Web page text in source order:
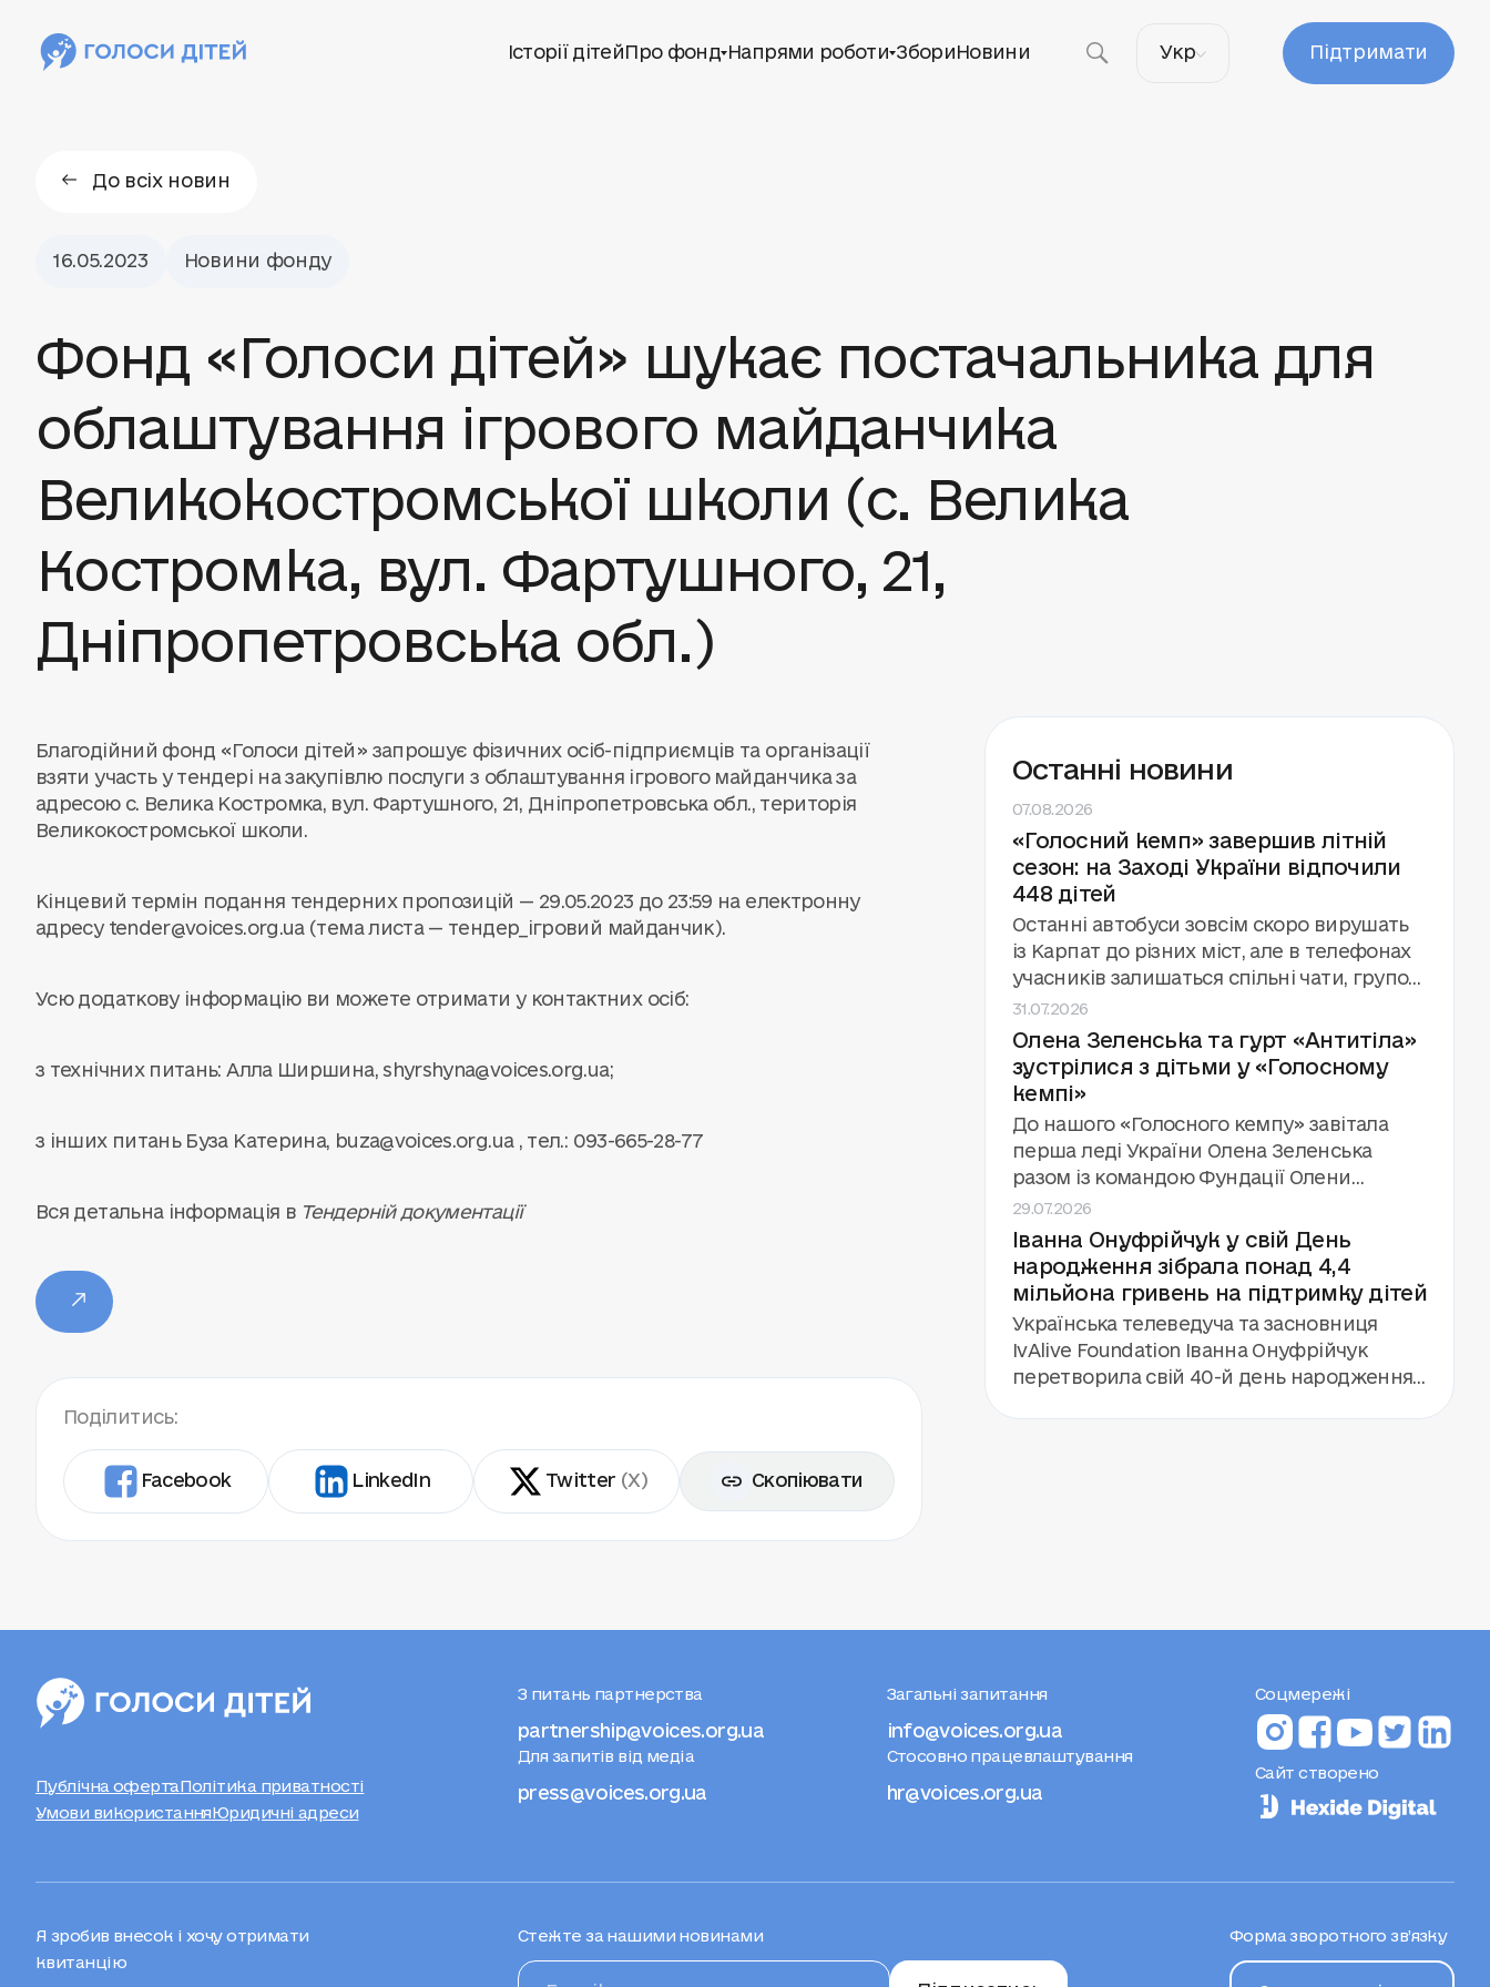
Історії дітейПро фонд Напрями роботи ЗбориНовини Укр Підтримати
До всіх новин
16.05.2023 Новини фонду
Фонд «Голоси дітей» шукає постачальника для
облаштування ігрового майданчика
Великокостромської школи (с. Велика
Костромка, вул. Фартушного, 21,
Дніпропетровська обл.)
Благодійний фонд «Голоси дітей» запрошує фізичних осіб-підприємців та організації
взяти участь у тендері на закупівлю послуги з облаштування ігрового майданчика за
адресою с. Велика Костромка, вул. Фартушного, 21, Дніпропетровська обл., територія
Великокостромської школи.
Кінцевий термін подання тендерних пропозицій — 29.05.2023 до 23:59 на електронну
адресу tender@voices.org.ua(тема листа — тендер_ігровий майданчик).
Усю додаткову інформацію ви можете отримати у контактних осіб:
з технічних питань: Алла Ширшина,shyrshyna@voices.org.ua;
з інших питань Буза Катерина, buza@voices.org.ua, тел.: 093-665-28-77
Вся детальна інформація в Тендерній документації
Поділитись:
Facebook LinkedIn Twitter (X) Скопіювати
Останні новини
07.08.2026
«Голосний кемп» завершив літній
сезон: на Заході України відпочили
448 дітей
Останні автобуси зовсім скоро вирушать
із Карпат до різних міст, але в телефонах
учасників залишаться спільні чати, групові
фото й обіцянки зустрітися знову.
«Голосний кемп» завершив третій сезон
поспіль за підтримки та у співпраці з
Фундацією Олени Зеленської. Цього літа
фонд «Голоси дітей» провів вісім змін для
448 дітей, які зазнали впливу війни.
31.07.2026
Олена Зеленська та гурт «Антитіла»
зустрілися з дітьми у «Голосному
кемпі»
До нашого «Голосного кемпу» завітала
перша леді України Олена Зеленська
разом із командою Фундації Олени
Зеленської та міністром освіти Андрієм
Бутенком. А ще — гурт «Антитіла», який
дав концерт для 112 дітей і команди кемпу.
29.07.2026
Іванна Онуфрійчук у свій День
народження зібрала понад 4,4
мільйона гривень на підтримку дітей
Українська телеведуча та засновниця
IvAlive Foundation Іванна Онуфрійчук
перетворила свій 40-й день народження
Публічна офертаПолітика приватності
Умови використанняЮридичні адреси
З питань партнерства
partnership@voices.org.ua
Для запитів від медіа
press@voices.org.ua
Загальні запитання
info@voices.org.ua
Стосовно працевлаштування
hr@voices.org.ua
Соцмережі
Сайт створено
Я зробив внесок і хочу отримати
квитанцію
Стежте за нашими новинами Форма зворотного зв’язку